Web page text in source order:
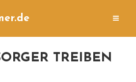
TREIBEN